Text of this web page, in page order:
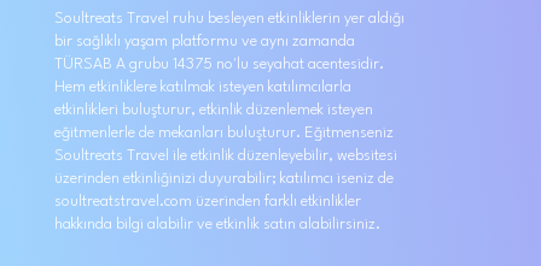
Soultreats Travel ruhu besleyen etkinliklerin yer aldığı
bir sağlıklı yaşam platformu ve aynı zamanda
TÜRSAB A grubu 14375 no'lu seyahat acentesidir.
Hem etkinliklere katılmak isteyen katılımcılarla
etkinlikleri buluşturur, etkinlik düzenlemek isteyen
eğitmenlerle de mekanları buluşturur. Eğitmenseniz
Soultreats Travel ile etkinlik düzenleyebilir, websitesi
üzerinden etkinliğinizi duyurabilir; katılımcı iseniz de
soultreatstravel.com üzerinden farklı etkinlikler
hakkında bilgi alabilir ve etkinlik satın alabilirsiniz.